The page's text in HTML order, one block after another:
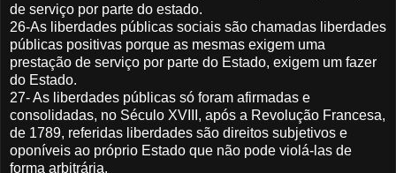
de serviço por parte do estado.
26-As liberdades públicas sociais são chamadas liberdades
públicas positivas porque as mesmas exigem uma
prestação de serviço por parte do Estado, exigem um fazer
do Estado.
27- As liberdades públicas só foram afirmadas e
consolidadas, no Século XVIII, após a Revolução Francesa,
de 1789, referidas liberdades são direitos subjetivos e
oponíveis ao próprio Estado que não pode violá-las de
forma arbitrária.